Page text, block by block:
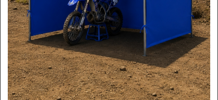
$ 84.000
Cód. FA-100
Cotizar Ver Más
CARRO YEGUA ACERO 150 KG.